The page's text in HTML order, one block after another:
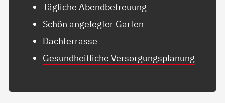
Tägliche Abendbetreuung
Schön angelegter Garten
Dachterrasse
Gesundheitliche Versorgungsplanung